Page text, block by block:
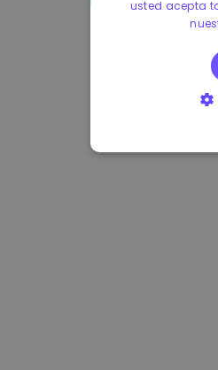
0.865673 €
usted acepta